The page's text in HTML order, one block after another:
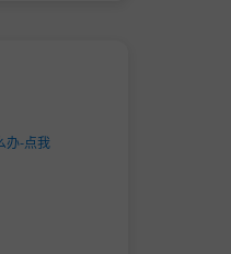
办-点我